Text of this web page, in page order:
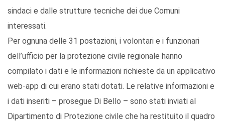
sindaci e dalle strutture tecniche dei due Comuni
interessati.
Per ognuna delle 31 postazioni, i volontari e i funzionari
dell’ufficio per la protezione civile regionale hanno
compilato i dati e le informazioni richieste da un applicativo
web-app di cui erano stati dotati. Le relative informazioni e
i dati inseriti – prosegue Di Bello – sono stati inviati al
Dipartimento di Protezione civile che ha restituito il quadro